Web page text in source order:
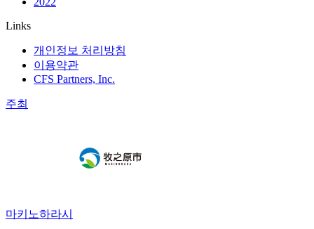
Links
개인정보 처리방침
이용약관
CFS Partners, Inc.
주최
마키노하라시